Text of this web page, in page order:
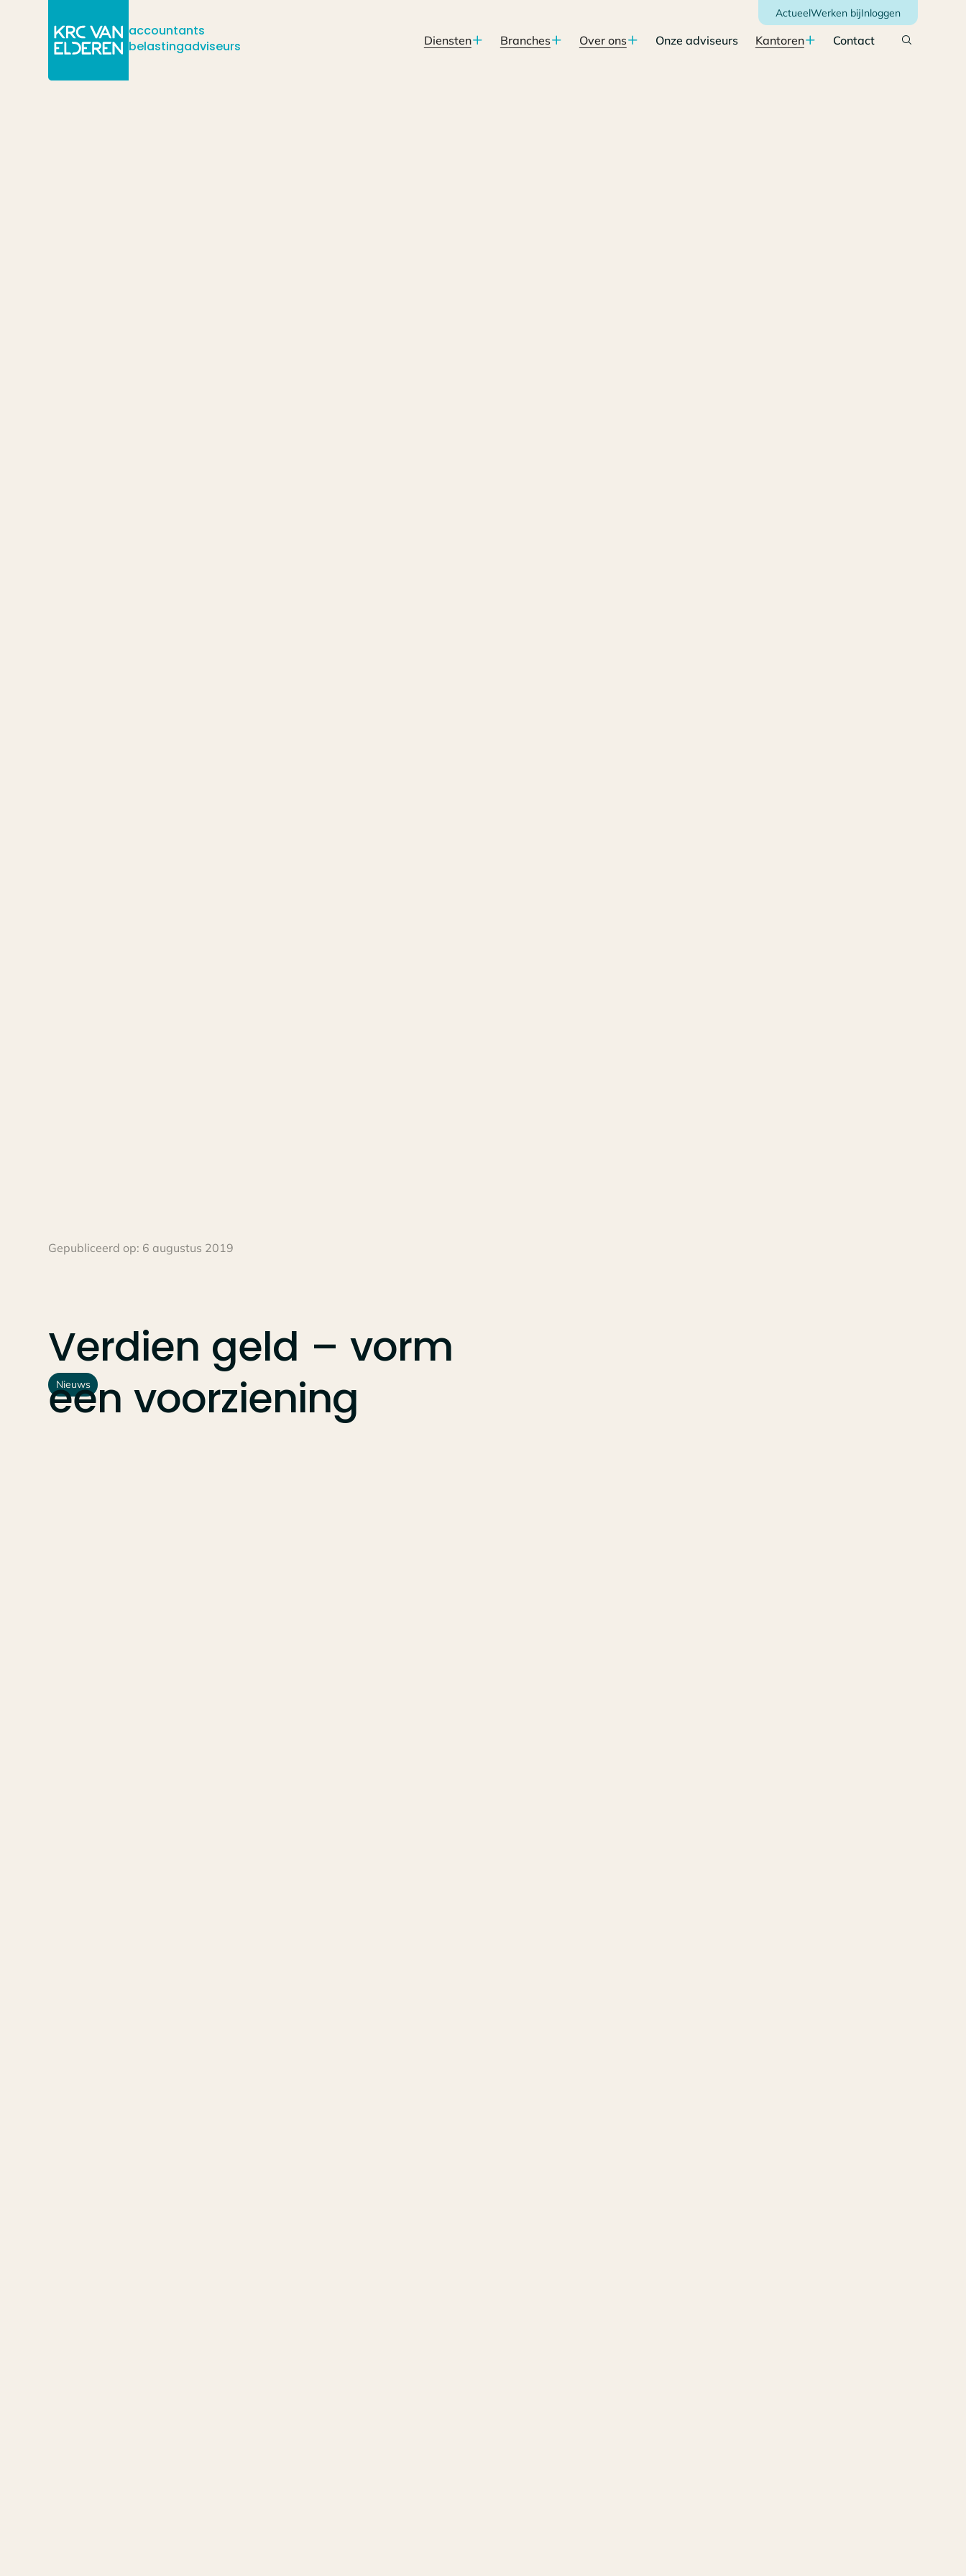
accountants
belastingadviseurs
Inloggen
Werken bij
Actueel
Contact
Kantoren
Onze adviseurs
Over ons
Branches
Diensten
Gepubliceerd op: 6 augustus 2019
Verdien geld – vorm
een voorziening
Nieuws